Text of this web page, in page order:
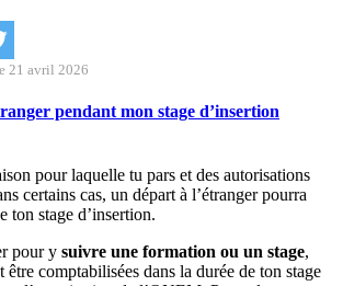
21 avril 2026
pendant mon stage d’insertion
pour laquelle tu pars et des autorisations
certains cas, un départ à l’étranger pourra
ton stage d’insertion.
pour y suivre une formation ou un stage,
être comptabilisées dans la durée de ton stage